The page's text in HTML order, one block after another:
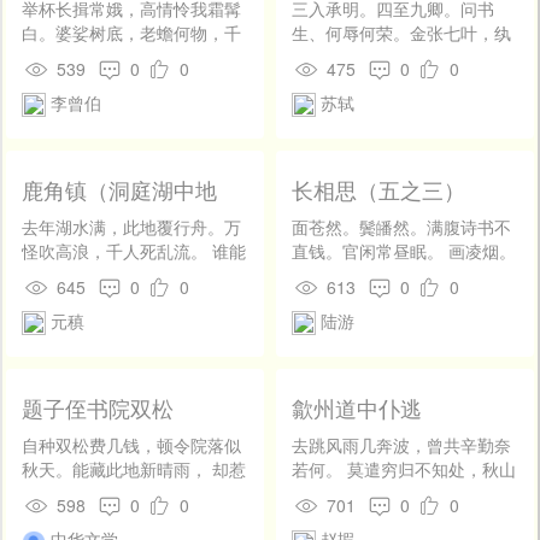
台论）
举杯长揖常娥，高情怜我霜髯
白。婆娑树底，老蟾何物，千
秋一色。一镜高悬，肺肝洞
烛，了无尘隔。任忆千万里，
同然玉界，都不管、天南北。
山川历历。明月明年，知它何
处，能如今夕。惜无人共我，
登楼酹古，一笑横笛。
539 0
0
李曾伯
三入承明。四至九卿。问书
生、何辱何荣。金张七叶，纨
绮貂缨。无汗马事，不献赋，
不明经。 成都卜肆，寂寞君
平。郑子真、岩谷躬耕。寒灰
475 0
0
苏轼
鹿角镇（洞庭湖中地
名）
去年湖水满，此地覆行舟。万
怪吹高浪，千人死乱流。 谁能
问帝子，何事宠阳侯。渐恐鲸
鲵大，波涛及九州。
645 0
0
元稹
长相思（五之三）
面苍然。鬓皤然。满腹诗书不
直钱。官闲常昼眠。 画凌烟。
上甘泉。自古功名属少年。知
心惟杜鹃。
613 0
0
陆游
题子侄书院双松
自种双松费几钱，顿令院落似
秋天。能藏此地新晴雨， 却惹
空山旧烧烟。枝压细风过枕
上，影笼残月到窗前。 莫教取
598 0
0
歙州道中仆逃
去跳风雨几奔波，曾共辛勤奈
若何。 莫遣穷归不知处，秋山
重叠戍旗多。
701 0
0